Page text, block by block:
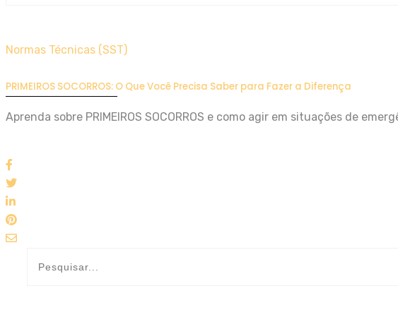
Normas Técnicas (SST)
PRIMEIROS SOCORROS: O Que Você Precisa Saber para Fazer a Diferença
Aprenda sobre PRIMEIROS SOCORROS e como agir em situações de